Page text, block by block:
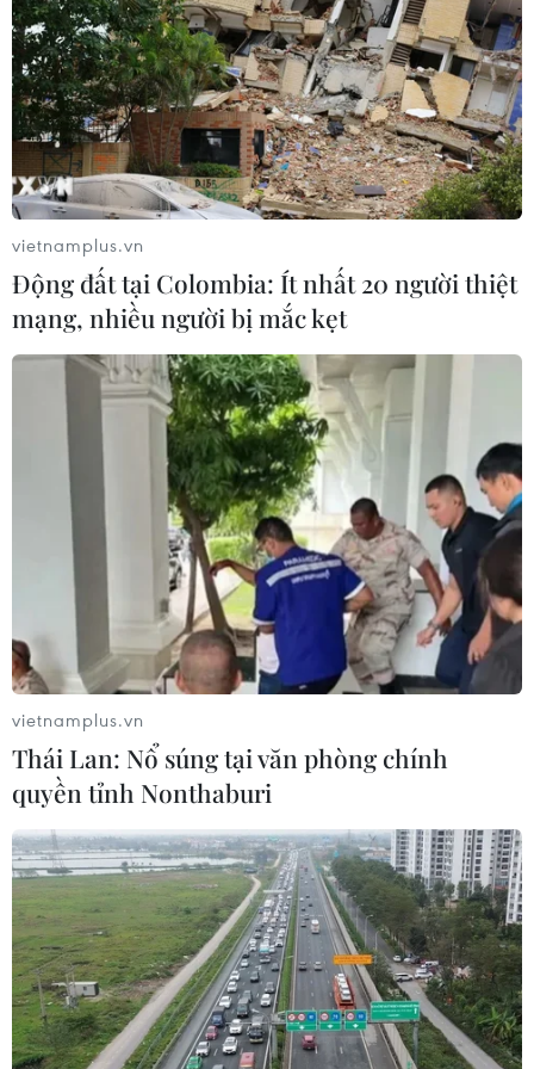
Hệ thống phòng không cổ lỗ của Syria đã
bắn rơi 71 tên lửa phương Tây
RIA Novosti hôm 14/4 dẫn nguồn giới lãnh đạo quân
đội Nga cho biết hệ thống phòng không Syria đã bắn
chặn thành công 71 tên lửa hành trình của phương Tây.
Mỹ-Anh-Pháp tấn công Syria: Nhiều ý
kiến trái chiều của các nước
14/04/2018 10:13
vietnamplus.vn
Động đất tại Colombia: Ít nhất 20 người thiệt
mạng, nhiều người bị mắc kẹt
vietnamplus.vn
Thái Lan: Nổ súng tại văn phòng chính
quyền tỉnh Nonthaburi